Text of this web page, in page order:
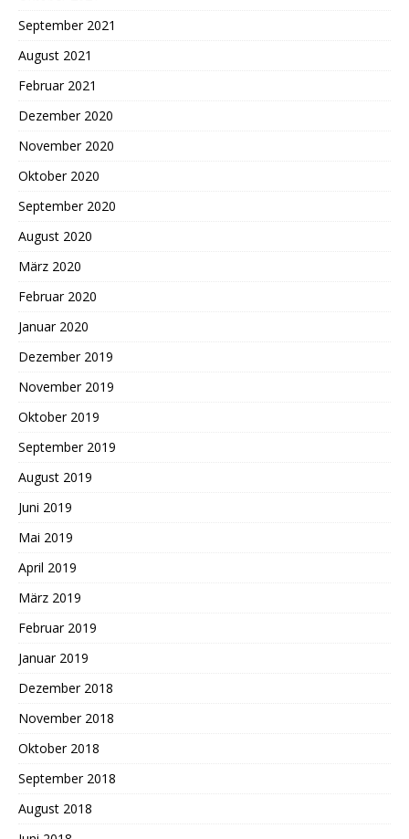
September 2021
August 2021
Februar 2021
Dezember 2020
November 2020
Oktober 2020
September 2020
August 2020
März 2020
Februar 2020
Januar 2020
Dezember 2019
November 2019
Oktober 2019
September 2019
August 2019
Juni 2019
Mai 2019
April 2019
März 2019
Februar 2019
Januar 2019
Dezember 2018
November 2018
Oktober 2018
September 2018
August 2018